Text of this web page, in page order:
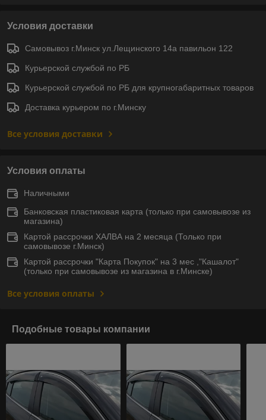
Условия доставки
Самовывоз г.Минск ул.Лещинского 14а павильон 122
Курьерской службой по РБ
Курьерской службой по РБ для крупногабаритных товаров
Доставка курьером по г.Минску
Все условия доставки
Условия оплаты
Наличными
Банковская пластиковая карта (только при самовывозе из
магазина)
Картой рассрочки ХАЛВА на 2 месяца (Только при
самовывозе г.Минск)
Картой рассрочки "Карта Покупок" на 3 мес ,"Кашалот"
(только при самовывозе из магазина в г.Минске)
Все условия оплаты
Подобные товары компании